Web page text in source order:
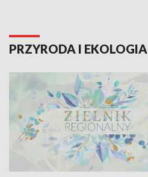
PRZYRODA I EKOLOGIA